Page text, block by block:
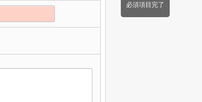
必須項目完了